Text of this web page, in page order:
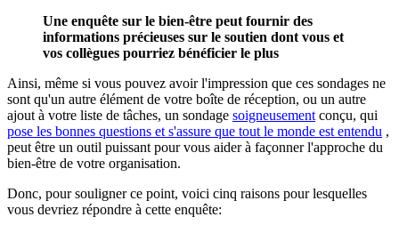
Une enquête sur le bien-être peut fournir des
informations précieuses sur le soutien dont vous et
vos collègues pourriez bénéficier le plus
Ainsi, même si vous pouvez avoir l'impression que ces sondages ne
sont qu'un autre élément de votre boîte de réception, ou un autre
ajout à votre liste de tâches, un sondage soigneusement conçu, qui
pose les bonnes questions et s'assure que tout le monde est entendu ,
peut être un outil puissant pour vous aider à façonner l'approche du
bien-être de votre organisation.
Donc, pour souligner ce point, voici cinq raisons pour lesquelles
vous devriez répondre à cette enquête: